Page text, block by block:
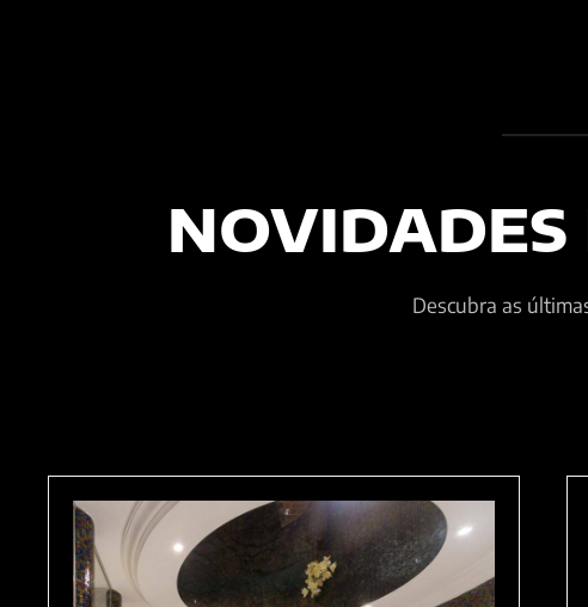
Descubra as